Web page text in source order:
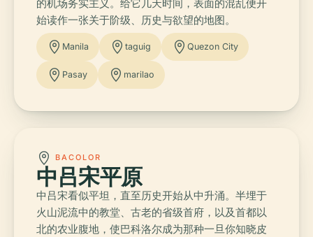
的机场务实主义。给它几天时间，表面的混乱便开
始读作一张关于阶级、历史与欲望的地图。
Manila taguig Quezon City
Pasay marilao
BACOLOR
中吕宋平原
中吕宋看似平坦，直至历史开始从中升涌。半埋于
火山泥流中的教堂、古老的省级首府，以及首都以
北的农业腹地，使巴科洛尔成为那种一旦你知晓皮